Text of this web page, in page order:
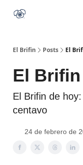
El Brifin Posts El
El
El Brifin de
centavo
24 de febrero de